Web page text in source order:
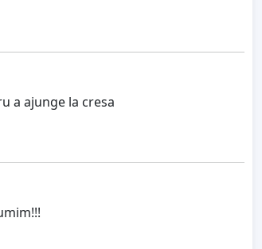
a ajunge la cresa